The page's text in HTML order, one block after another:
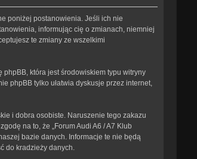
poniżej postanowienia. Jeśli ich nie
informując cię o zmianach, niemniej
te zmiany ze wszelkimi
phpBB, która jest środowiskiem typu witryny
phpBB tylko ułatwia dyskusje przez internet,
i dobra osobiste. Naruszenie tego zakazu
na to, że „Forum Audi A6 / A7 Klub
bazie danych. Informacje te nie będą
do kradzieży danych.